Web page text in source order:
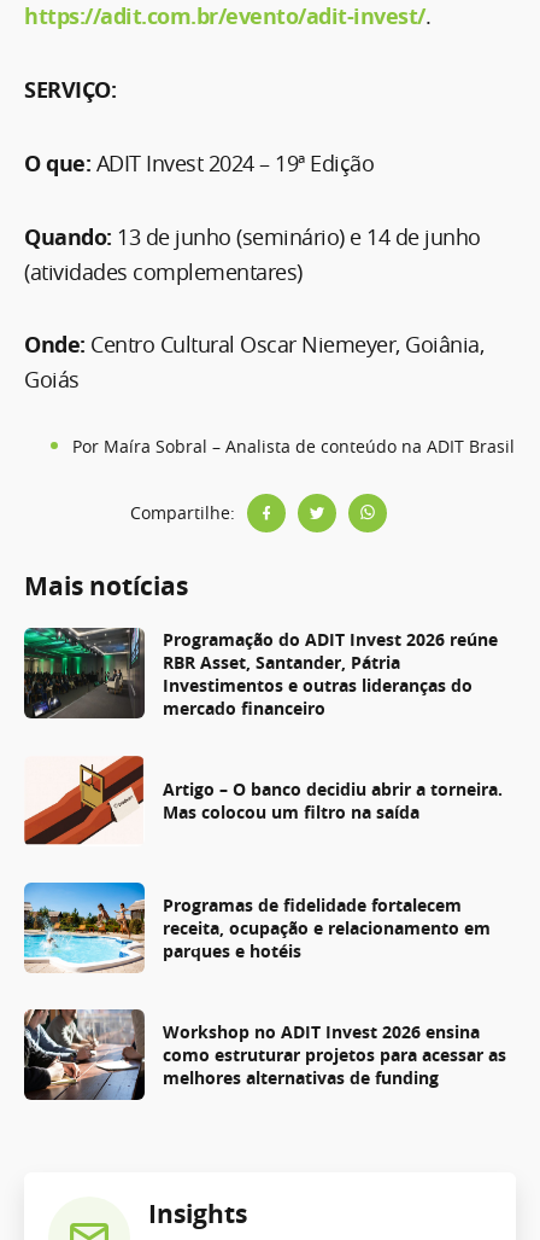
https://adit.com.br/evento/adit-invest/.
SERVIÇO:
O que: ADIT Invest 2024 – 19ª Edição
Quando: 13 de junho (seminário) e 14 de junho
(atividades complementares)
Onde: Centro Cultural Oscar Niemeyer, Goiânia,
Goiás
Por Maíra Sobral – Analista de conteúdo na ADIT Brasil
Compartilhe:
Mais notícias
Programação do ADIT Invest 2026 reúne
RBR Asset, Santander, Pátria
Investimentos e outras lideranças do
mercado financeiro
Artigo – O banco decidiu abrir a torneira.
Mas colocou um filtro na saída
Programas de fidelidade fortalecem
receita, ocupação e relacionamento em
parques e hotéis
Workshop no ADIT Invest 2026 ensina
como estruturar projetos para acessar as
melhores alternativas de funding
Insights